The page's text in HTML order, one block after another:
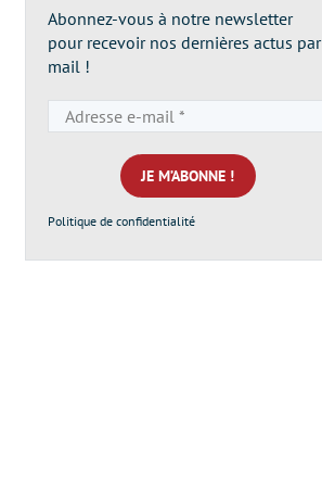
Abonnez-vous à notre newsletter
pour recevoir nos dernières actus par
mail !
e-
mail
*
Politique de confidentialité